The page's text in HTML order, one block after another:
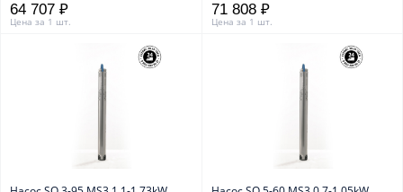
64 707 ₽
Цена за 1 шт.
71 808 ₽
Цена за 1 шт.